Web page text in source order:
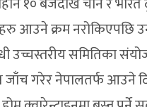
आउने क्रम नरोकिएपछि
उच्चस्तरीय समितिका
जाँच गरेर नेपालतर्फ आउने